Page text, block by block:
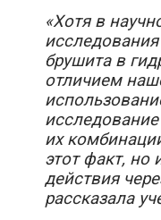
«Хотя в
брушита в
отличием
их
этот факт, но
действия
рассказала